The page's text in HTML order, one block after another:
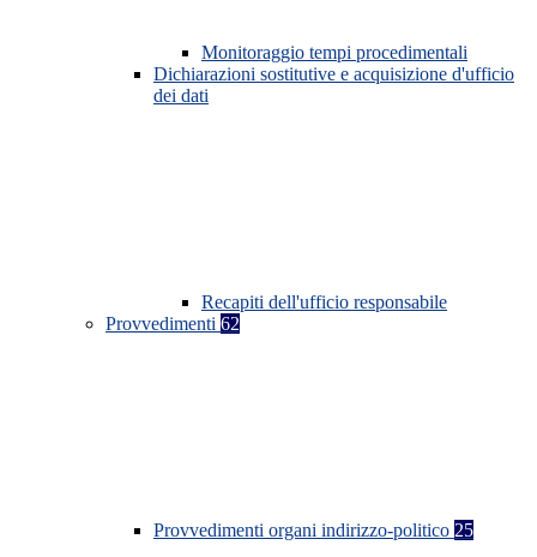
Monitoraggio tempi procedimentali
Dichiarazioni sostitutive e acquisizione d'ufficio
dei dati
Recapiti dell'ufficio responsabile
Provvedimenti 62
Provvedimenti organi indirizzo-politico 25